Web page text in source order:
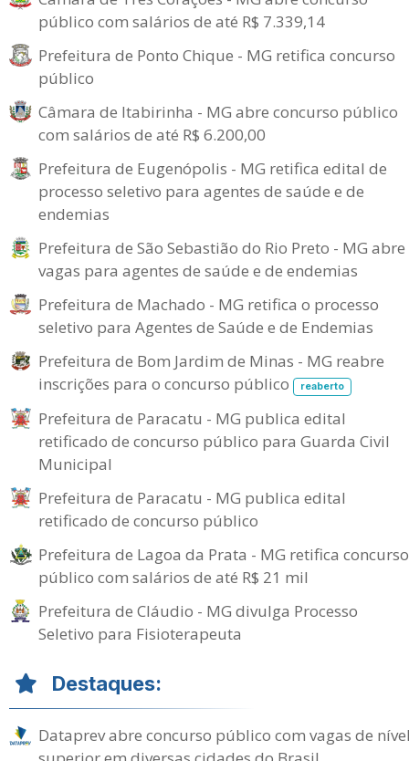
público com salários de até R$ 7.339,14
Prefeitura de Ponto Chique - MG retifica concurso
público
Câmara de Itabirinha - MG abre concurso público
com salários de até R$ 6.200,00
Prefeitura de Eugenópolis - MG retifica edital de
processo seletivo para agentes de saúde e de
endemias
Prefeitura de São Sebastião do Rio Preto - MG abre
vagas para agentes de saúde e de endemias
Prefeitura de Machado - MG retifica o processo
seletivo para Agentes de Saúde e de Endemias
Prefeitura de Bom Jardim de Minas - MG reabre
inscrições para o concurso público
reaberto
Prefeitura de Paracatu - MG publica edital
retificado de concurso público para Guarda Civil
Municipal
Prefeitura de Paracatu - MG publica edital
retificado de concurso público
Prefeitura de Lagoa da Prata - MG retifica concurso
público com salários de até R$ 21 mil
Prefeitura de Cláudio - MG divulga Processo
Seletivo para Fisioterapeuta
Destaques:
Dataprev abre concurso público com vagas de